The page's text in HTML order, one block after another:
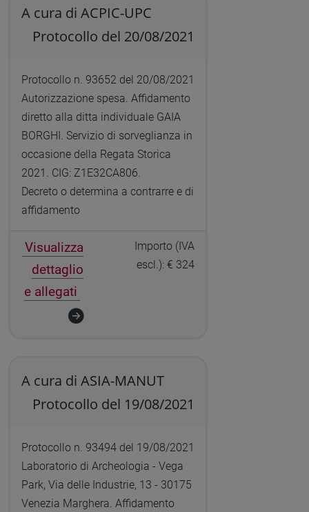
A cura di ACPIC-UPC
Protocollo del 20/08/2021
Protocollo n. 93652 del 20/08/2021
Autorizzazione spesa. Affidamento
diretto alla ditta individuale GAIA
BORGHI. Servizio di sorveglianza in
occasione della Regata Storica
2021. CIG: Z1E32CA806.
Decreto o determina a contrarre e di
affidamento
Visualizza
dettaglio
e allegati
Importo (IVA
escl.): € 324
A cura di ASIA-MANUT
Protocollo del 19/08/2021
Protocollo n. 93494 del 19/08/2021
Laboratorio di Archeologia - Vega
Park, Via delle Industrie, 13 - 30175
Venezia Marghera. Affidamento